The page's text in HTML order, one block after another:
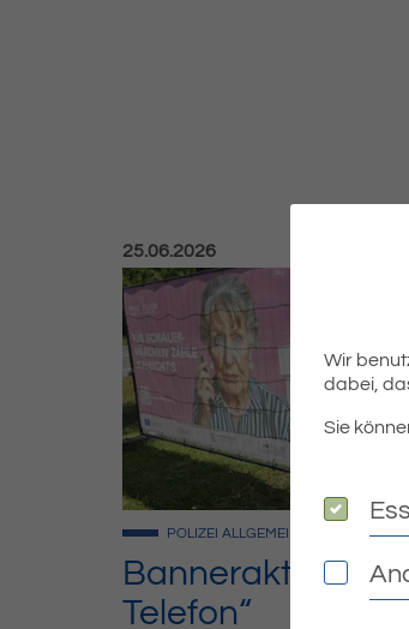
Veröffentlicht am:
25.06.2026
Banneraktion
Telefon“
POLIZEI ALLGEMEIN
Wir
dabei,
Sie